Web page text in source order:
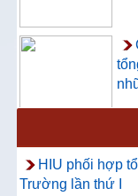
và
HIU phối hợp
Trường lần thứ I